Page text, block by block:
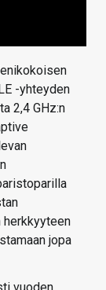
-yhteyden
2,4 GHz:n
herkkyyteen
jopa
vuoden